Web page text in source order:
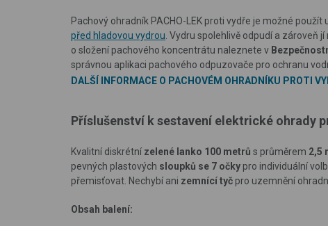
Pachový ohradník PACHO-LEK proti vydře je možné
před hladovou vydrou . Vydru spolehlivě odpudí a zároveň
o složení pachového koncentrátu naleznete v
správnou aplikaci pachového odpuzovače pro ochranu
DALŠÍ INFORMACE O PACHOVÉM OHRADNÍKU PROTI
Příslušenství k sestavení elektrické ohrady
Kvalitní diskrétní zelené lanko 100 metrů s průměrem 2,5
pevných plastových sloupků se 7 očky pro individuální
přemisťovat. Nechybí ani zemnící tyč pro uzemnění
Obsah balení: